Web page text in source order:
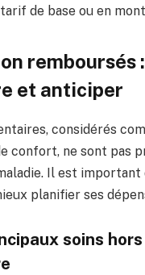
de base ou en
remboursés :
et anticiper
considérés
confort, ne sont pas
Il est important
planifier ses
soins hors